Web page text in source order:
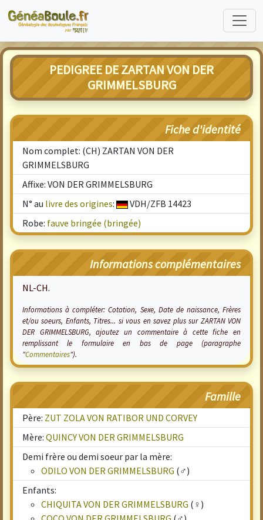
PEDIGREE DE ZARTAN VON DER
GRIMMELSBURG
Fiche d'identité
Nom complet: (CH) ZARTAN VON DER
GRIMMELSBURG
Affixe: VON DER GRIMMELSBURG
N° au livre des origines:
VDH/ZFB 14423
Robe: fauve bringée (bringée)
Informations complémentaires
NL-CH.
Informations à compléter: Cotation, Sexe, Date de naissance, Frères
et/ou soeurs, Enfants, Titres... si vous en savez plus sur ZARTAN VON
DER GRIMMELSBURG, ajoutez un commentaire à cette fiche en
remplissant le formulaire en bas de page (paragraphe
"Commentaires").
Famille
Père: ZUT ZOLA VON RATIBOR UND CORVEY
Mère: QUINCY VON DER GRIMMELSBURG
Demi frère ou demi soeur par la mère:
ODILO VON DER GRIMMELSBURG (♂)
Enfants:
CHIQUITA VON DER GRIMMELSBURG (♀)